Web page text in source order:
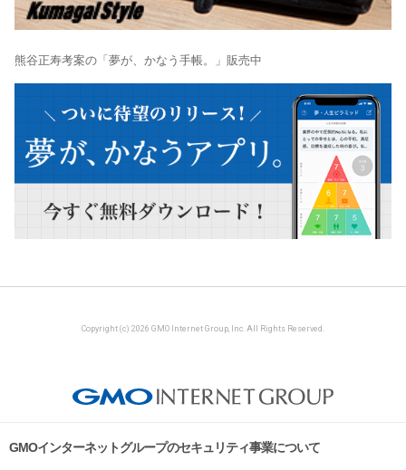
熊谷正寿考案の「夢が、かなう手帳。」販売中
Copyright (c) 2026 GMO Internet Group, Inc. All Rights Reserved.
GMOインターネットグループのセキュリティ事業について